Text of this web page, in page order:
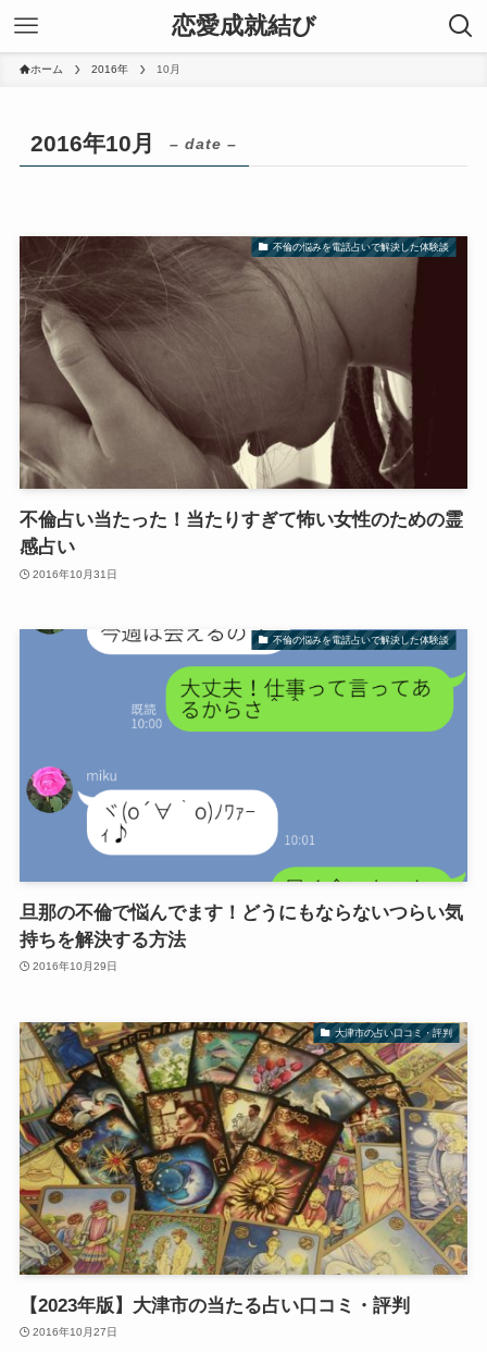
恋愛成就結び
ホーム 2016年 10月
2016年10月 – date –
不倫の悩みを電話占いで解決した体験談
不倫占い当たった！当たりすぎて怖い女性のための霊
感占い
2016年10月31日
不倫の悩みを電話占いで解決した体験談
旦那の不倫で悩んでます！どうにもならないつらい気
持ちを解決する方法
2016年10月29日
大津市の占い口コミ・評判
【2023年版】大津市の当たる占い口コミ・評判
2016年10月27日